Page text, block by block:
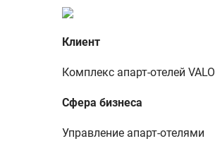
Клиент
Комплекс апарт-отелей VALO
Сфера бизнеса
Управление апарт-отелями